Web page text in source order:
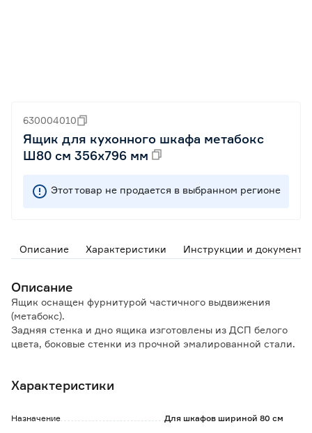
630004010
Ящик для кухонного шкафа метабокс
Ш80 см 356х796 мм
Этот товар не продается в выбранном регионе
Описание Характеристики Инструкции и документы
Описание
Ящик оснащен фурнитурой частичного выдвижения
(метабокс).
Задняя стенка и дно ящика изготовлены из ДСП белого
цвета, боковые стенки из прочной эмалированной стали.
на корпус.
Инструкция по сборке в комплекте.
Характеристики
Назначение Для шкафов шириной 80 см